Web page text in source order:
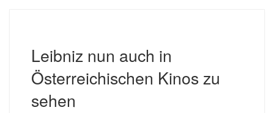
Leibniz nun auch in
Österreichischen Kinos zu
sehen